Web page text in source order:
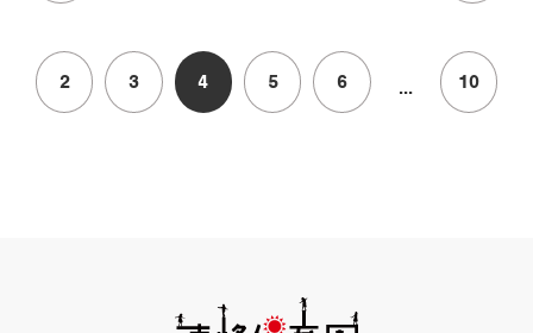
2 3 4 5 6 10